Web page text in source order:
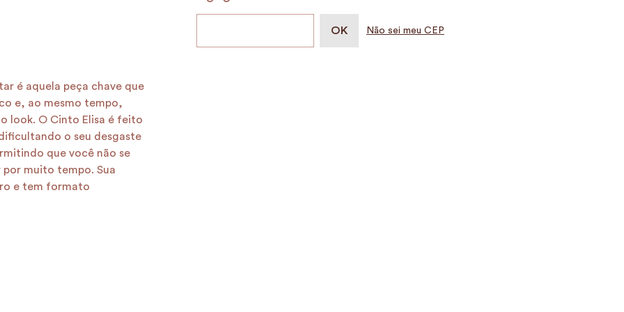
é aquela peça chave que
e, ao mesmo tempo,
look. O Cinto Elisa é feito
o seu desgaste
que você não se
por muito tempo. Sua
e tem formato
Não sei meu CEP